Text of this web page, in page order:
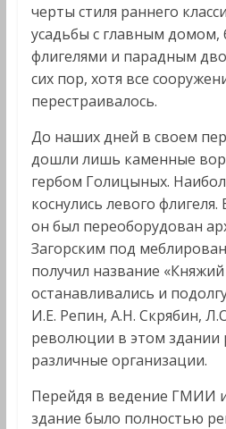
черты стиля раннего
усадьбы с главным
флигелями и парадным
сих пор, хотя все
перестраивалось.
До наших дней в своем
дошли лишь каменные
гербом Голицыных.
коснулись левого
он был переоборудован
Загорским под
получил название
останавливались и
И.Е. Репин, А.Н. Скрябин,
революции в этом здании
различные организации.
Перейдя в ведение ГМИИ
здание было полностью